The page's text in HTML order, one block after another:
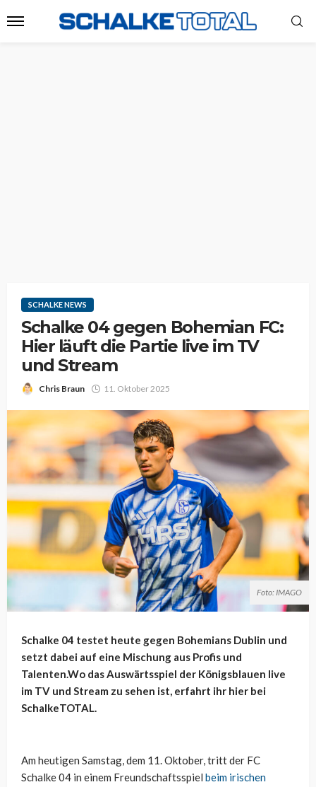
SCHALKE NEWS
Schalke 04 gegen Bohemian FC:
Hier läuft die Partie live im TV
und Stream
Chris Braun 11. Oktober 2025
Foto: IMAGO
Schalke 04 testet heute gegen Bohemians Dublin und
setzt dabei auf eine Mischung aus Profis und
Talenten.Wo das Auswärtsspiel der Königsblauen live
im TV und Stream zu sehen ist, erfahrt ihr hier bei
SchalkeTOTAL.
Am heutigen Samstag, dem 11. Oktober, tritt der FC
Schalke 04 in einem Freundschaftsspiel beim irischen